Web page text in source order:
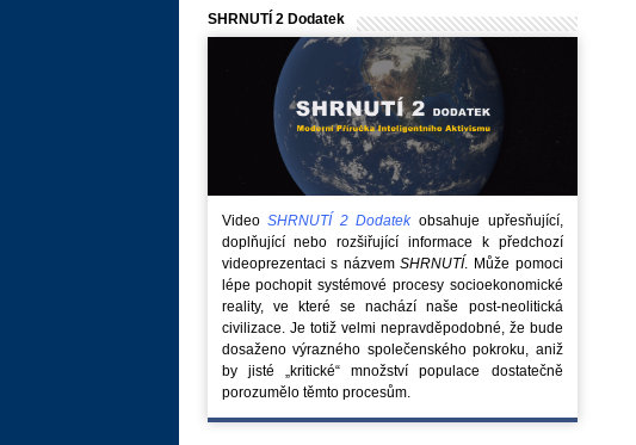
SHRNUTÍ 2 Dodatek
VideoSHRNUTÍ 2 Dodatekobsahuje upřesňující,
doplňující nebo rozšiřující informace k předchozí
videoprezentaci s názvemSHRNUTÍ. Může pomoci
lépe pochopit systémové procesy socioekonomické
reality, ve které se nachází naše post-neolitická
civilizace. Je totiž velmi nepravděpodobné, že bude
dosaženo výrazného společenského pokroku, aniž
by jisté „kritické“ množství populace dostatečně
porozumělo těmto procesům.